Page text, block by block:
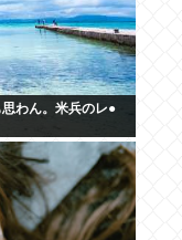
わん。米兵のレ●